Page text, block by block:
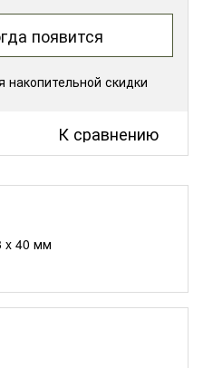
появится
накопительной скидки
К сравнению
x 40 мм